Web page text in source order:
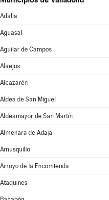
Adalia
Aguasal
Aguilar de Campos
Alaejos
Alcazarén
Aldea de San Miguel
Aldeamayor de San Martín
Almenara de Adaja
Amusquillo
Arroyo de la Encomienda
Ataquines